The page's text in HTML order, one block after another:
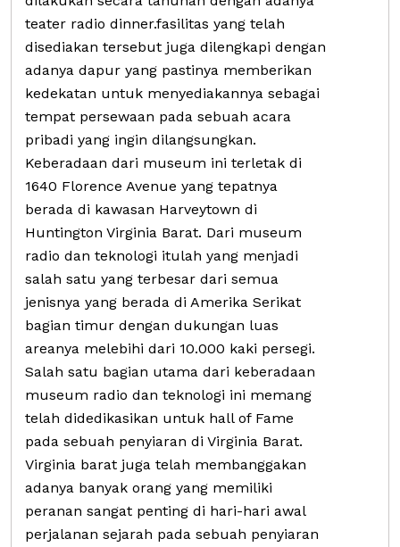
teater radio dinner.fasilitas yang telah
disediakan tersebut juga dilengkapi dengan
adanya dapur yang pastinya memberikan
kedekatan untuk menyediakannya sebagai
tempat persewaan pada sebuah acara
pribadi yang ingin dilangsungkan.
Keberadaan dari museum ini terletak di
1640 Florence Avenue yang tepatnya
berada di kawasan Harveytown di
Huntington Virginia Barat. Dari museum
radio dan teknologi itulah yang menjadi
salah satu yang terbesar dari semua
jenisnya yang berada di Amerika Serikat
bagian timur dengan dukungan luas
areanya melebihi dari 10.000 kaki persegi.
Salah satu bagian utama dari keberadaan
museum radio dan teknologi ini memang
telah didedikasikan untuk hall of Fame
pada sebuah penyiaran di Virginia Barat.
Virginia barat juga telah membanggakan
adanya banyak orang yang memiliki
peranan sangat penting di hari-hari awal
perjalanan sejarah pada sebuah penyiaran